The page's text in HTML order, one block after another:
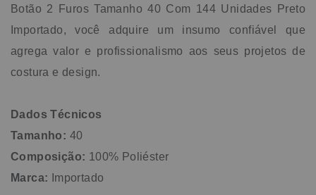
Botão 2 Furos Tamanho 40 Com 144 Unidades Preto
Importado, você adquire um insumo confiável que
agrega valor e profissionalismo aos seus projetos de
costura e design.
Dados Técnicos
Tamanho: 40
Composição: 100% Poliéster
Marca: Importado